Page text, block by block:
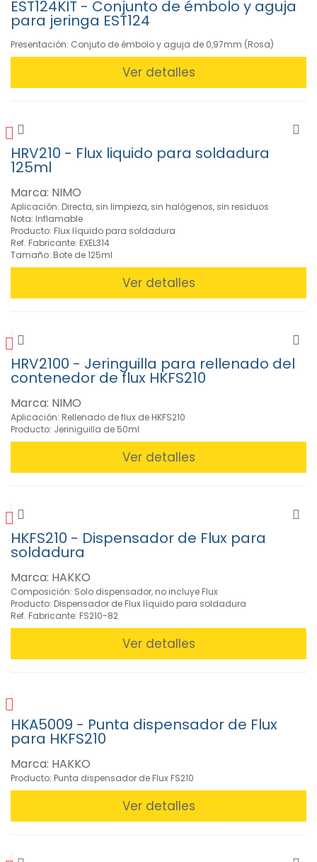
EST124KIT - Conjunto de émbolo y aguja
para jeringa EST124
Presentación: Conjuto de émbolo y aguja de 0,97mm (Rosa)
Ver detalles
HRV210 - Flux liquido para soldadura
125ml
Marca: NIMO
Aplicación: Directa, sin limpieza, sin halógenos, sin residuos
Nota: Inflamable
Producto: Flux líquido para soldadura
Ref. Fabricante: EXEL314
Tamaño: Bote de 125ml
Ver detalles
HRV2100 - Jeringuilla para rellenado del
contenedor de flux HKFS210
Marca: NIMO
Aplicación: Rellenado de flux de HKFS210
Producto: Jeriniguilla de 50ml
Ver detalles
HKFS210 - Dispensador de Flux para
soldadura
Marca: HAKKO
Composición: Solo dispensador, no incluye Flux
Producto: Dispensador de Flux líquido para soldadura
Ref. Fabricante: FS210-82
Ver detalles
HKA5009 - Punta dispensador de Flux
para HKFS210
Marca: HAKKO
Producto: Punta dispensador de Flux FS210
Ver detalles